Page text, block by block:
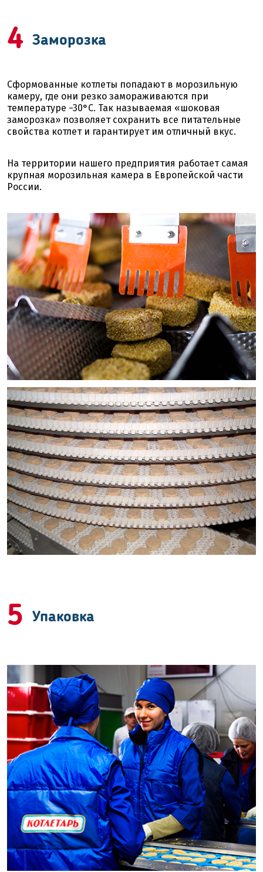
4 Заморозка
Сформованные котлеты попадают в морозильную
камеру, где они резко замораживаются при
температуре −30°С. Так называемая «шоковая
заморозка» позволяет сохранить все питательные
свойства котлет и гарантирует им отличный вкус.
На территории нашего предприятия работает самая
крупная морозильная камера в Европейской части
России.
5 Упаковка